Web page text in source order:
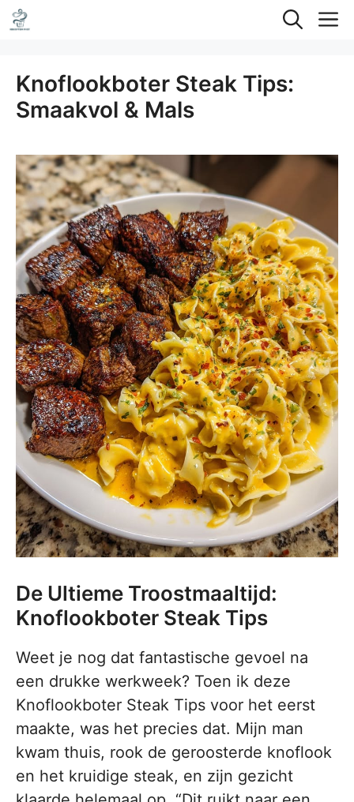
Ga
naar
inhoud
Knoflookboter Steak Tips:
Smaakvol & Mals
De Ultieme Troostmaaltijd:
Knoflookboter Steak Tips
Weet je nog dat fantastische gevoel na
een drukke werkweek? Toen ik deze
Knoflookboter Steak Tips voor het eerst
maakte, was het precies dat. Mijn man
kwam thuis, rook de geroosterde knoflook
en het kruidige steak, en zijn gezicht